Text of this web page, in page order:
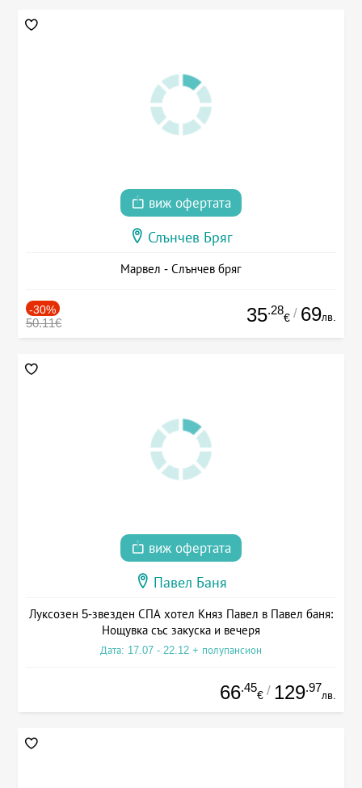
виж офертата
Слънчев Бряг
Марвел - Слънчев бряг
-30%
50.11€ 35.28
€ / 69лв.
виж офертата
Павел Баня
Луксозен 5-звезден СПА хотел Княз Павел в Павел баня:
Нощувка със закуска и вечеря
Дата: 17.07 - 22.12 + полупансион
66.45
€ / 129.97
лв.